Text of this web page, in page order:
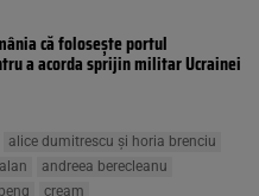
că folosește portul
a acorda sprijin militar Ucrainei
alice dumitrescu și horia brenciu
andreea berecleanu
cream